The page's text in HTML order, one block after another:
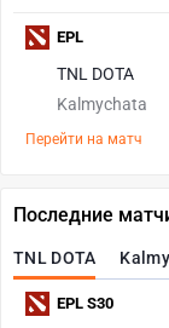
TNL DOTA
Kalmychata
Перейти на матч
EPL
Последние
TNL DOTA
EPL S30